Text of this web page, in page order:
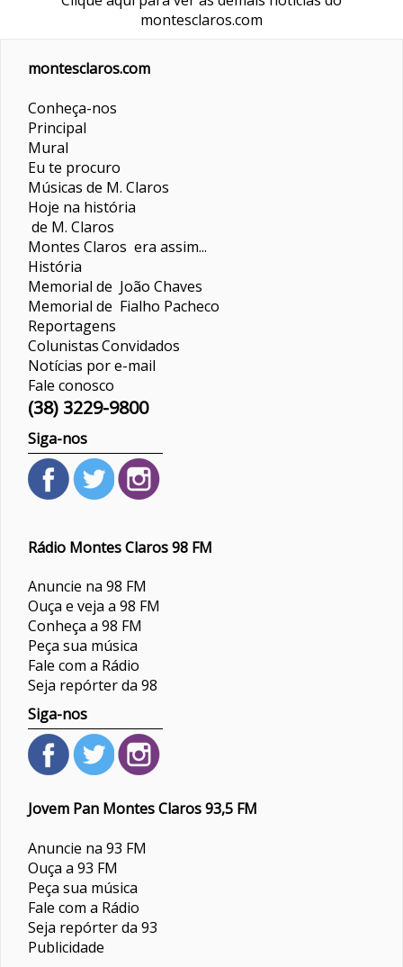
montesclaros.com
montesclaros.com
Conheça-nos
Principal
Mural
Eu te procuro
Músicas de M. Claros
Hoje na história
de M. Claros
Montes Claros era assim...
História
Memorial de João Chaves
Memorial de Fialho Pacheco
Reportagens
ColunistasConvidados
Notícias por e-mail
Fale conosco
(38) 3229-9800
Siga-nos
Rádio Montes Claros 98 FM
Anuncie na 98 FM
Ouça e veja a 98 FM
Conheça a 98 FM
Peça sua música
Fale com a Rádio
Seja repórter da 98
Siga-nos
Jovem Pan Montes Claros 93,5 FM
Anuncie na 93 FM
Ouça a 93 FM
Peça sua música
Fale com a Rádio
Seja repórter da 93
Publicidade